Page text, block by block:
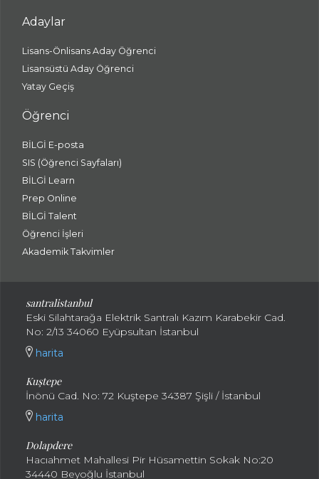
Adaylar
Lisans-Önlisans Aday Öğrenci
Lisansüstü Aday Öğrenci
Yatay Geçiş
Öğrenci
BİLGİ E-posta
SIS (Öğrenci Sayfaları)
BİLGİ Learn
Prep Online
BİLGİ Talent
Öğrenci İşleri
Akademik Takvimler
santralistanbul
Eski Silahtarağa Elektrik Santralı Kazım Karabekir Cad.
No: 2/13 34060 Eyüpsultan İstanbul
harita
Kuştepe
İnönü Cad. No: 72 Kuştepe 34387 Şişli / İstanbul
harita
Dolapdere
Hacıahmet Mahallesi Pir Hüsamettin Sokak No:20
34440 Beyoğlu İstanbul